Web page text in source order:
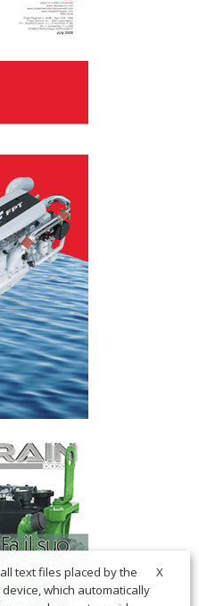
X
text files placed by the
which automatically